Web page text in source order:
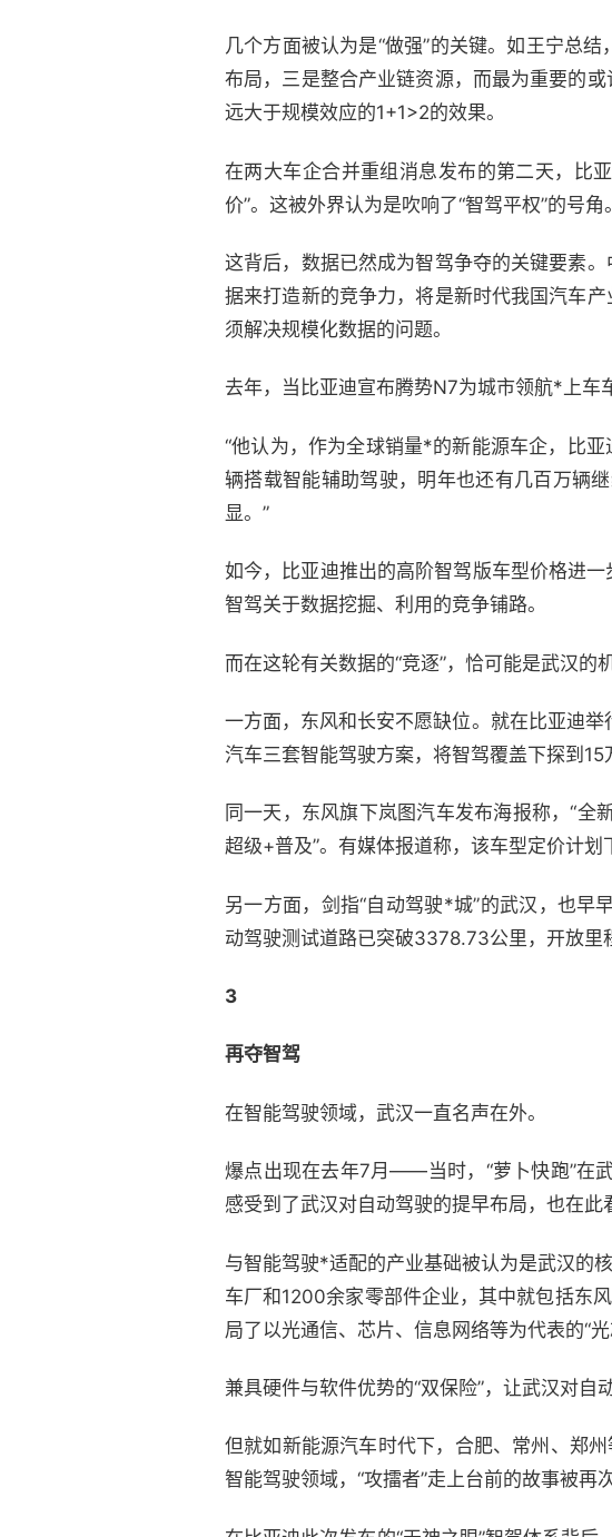
几个方面被认为是“做强”的关键。如王宁总
布局，三是整合产业链资源，而最为重要的
远大于规模效应的1+1>2的效果。
在两大车企合并重组消息发布的第二天，比
价”。这被外界认为是吹响了“智驾平权”的号角。
这背后，数据已然成为智驾争夺的关键要素
据来打造新的竞争力，将是新时代我国汽车
须解决规模化数据的问题。
去年，当比亚迪宣布腾势N7为城市领航*上车
“他认为，作为全球销量*的新能源车企，比
辆搭载智能辅助驾驶，明年也还有几百万辆
显。”
如今，比亚迪推出的高阶智驾版车型价格进
智驾关于数据挖掘、利用的竞争铺路。
而在这轮有关数据的“竞逐”，恰可能是武汉的机
一方面，东风和长安不愿缺位。就在比亚迪
汽车三套智能驾驶方案，将智驾覆盖下探到
同一天，东风旗下岚图汽车发布海报称，“全
超级+普及”。有媒体报道称，该车型定价计划
另一方面，剑指“自动驾驶*城”的武汉，也早
动驾驶测试道路已突破3378.73公里，开放里
3
再夺智驾
在智能驾驶领域，武汉一直名声在外。
爆点出现在去年7月——当时，“萝卜快跑”在
感受到了武汉对自动驾驶的提早布局，也在此
与智能驾驶*适配的产业基础被认为是武汉的
车厂和1200余家零部件企业，其中就包括东
局了以光通信、芯片、信息网络等为代表的“光
兼具硬件与软件优势的“双保险”，让武汉对自
但就如新能源汽车时代下，合肥、常州、郑
智能驾驶领域，“攻擂者”走上台前的故事被再